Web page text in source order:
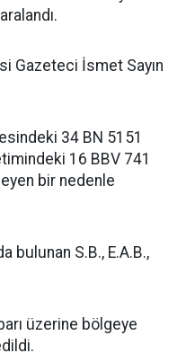
Gazeteci İsmet Sayın
34 BN 5151
16 BBV 741
bir nedenle
bulunan S.B., E.A.B.,
üzerine bölgeye